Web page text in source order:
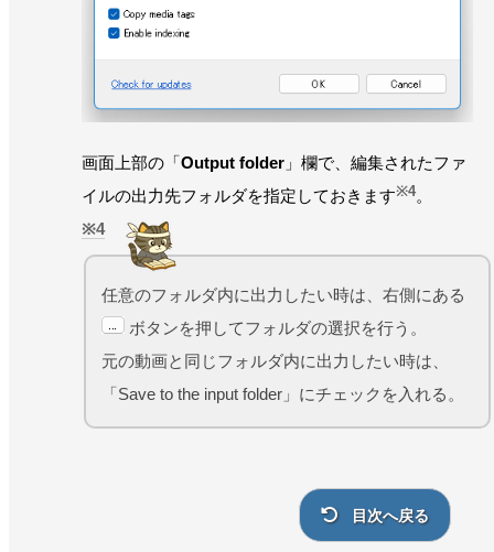
画面上部の「Output folder 」欄で、編集されたファ
イルの出力先フォルダを指定しておきます※4。
4
任意のフォルダ内に出力したい時は、右側にある
ボタンを押してフォルダの選択を行う。
元の動画と同じフォルダ内に出力したい時は、
「Save to the input folder」にチェックを入れる。
目次へ戻る